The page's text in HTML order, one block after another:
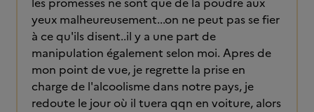
yeux malheureusement...on ne peut pas se fier
à ce qu'ils disent..il y a une part de
manipulation également selon moi. Apres de
mon point de vue, je regrette la prise en
charge de l'alcoolisme dans notre pays, je
redoute le jour où il tuera qqn en voiture, alors